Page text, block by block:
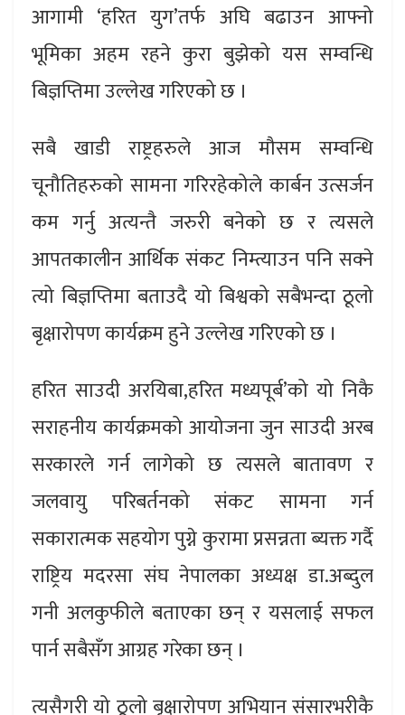
आगामी ‘हरित युग’तर्फ अघि बढाउन आफ्नो
भूमिका अहम रहने कुरा बुझेको यस सम्वन्धि
बिज्ञप्तिमा उल्लेख गरिएको छ ।
सबै खाडी राष्ट्रहरुले आज मौसम सम्वन्धि
चूनौतिहरुको सामना गरिरहेकोले कार्बन उत्सर्जन
कम गर्नु अत्यन्तै जरुरी बनेको छ र त्यसले
आपतकालीन आर्थिक संकट निम्त्याउन पनि सक्ने
त्यो बिज्ञप्तिमा बताउदै यो बिश्वको सबैभन्दा ठूलो
बृक्षारोपण कार्यक्रम हुने उल्लेख गरिएको छ ।
हरित साउदी अरयिबा,हरित मध्यपूर्ब’को यो निकै
सराहनीय कार्यक्रमको आयोजना जुन साउदी अरब
सरकारले गर्न लागेको छ त्यसले बातावण र
जलवायु परिबर्तनको संकट सामना गर्न
सकारात्मक सहयोग पुग्ने कुरामा प्रसन्नता ब्यक्त गर्दै
राष्ट्रिय मदरसा संघ नेपालका अध्यक्ष डा.अब्दुल
गनी अलकुफीले बताएका छन् र यसलाई सफल
पार्न सबैसँग आग्रह गरेका छन् ।
त्यसैगरी यो ठूलो बृक्षारोपण अभियान संसारभरीकै